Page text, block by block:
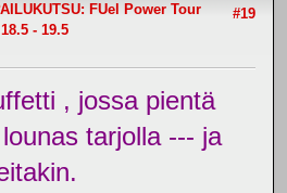
#19
FUel Power Tour
- 19.5
, jossa pientä
tarjolla --- ja